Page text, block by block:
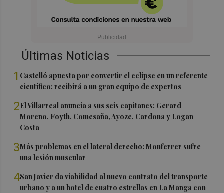
Últimas Noticias
1 Castelló apuesta por convertir el eclipse en un referente
científico: recibirá a un gran equipo de expertos
2El Villarreal anuncia a sus seis capitanes: Gerard
Moreno, Foyth, Comesaña, Ayoze, Cardona y Logan
Costa
3Más problemas en el lateral derecho: Monferrer sufre
una lesión muscular
4San Javier da viabilidad al nuevo contrato del transporte
urbano y a un hotel de cuatro estrellas en La Manga con